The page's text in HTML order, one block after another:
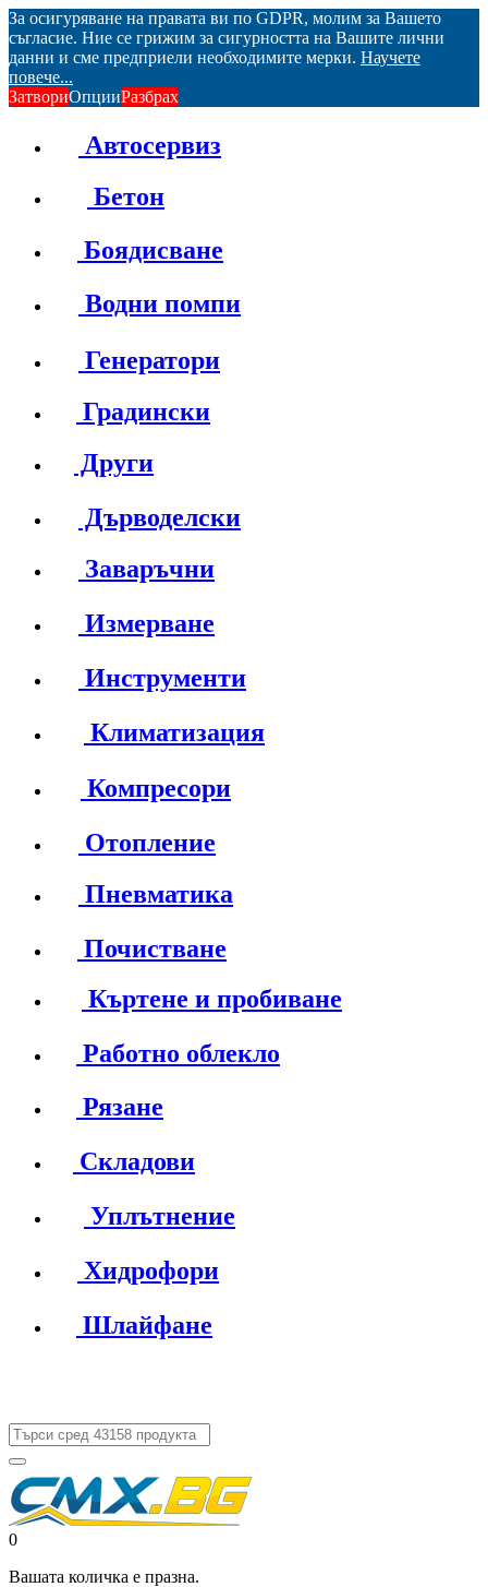
За осигуряване на правата ви по GDPR, молим за Вашето
съгласие. Ние се грижим за сигурността на Вашите лични
данни и сме предприели необходимите мерки. Научете
повече...
ЗатвориОпцииРазбрах
Автосервиз
Бетон
Боядисване
Водни помпи
Генератори
Градински
Други
Дърводелски
Заваръчни
Измерване
Инструменти
Климатизация
Компресори
Отопление
Пневматика
Почистване
Къртене и пробиване
Работно облекло
Рязане
Складови
Уплътнение
Хидрофори
Шлайфане
0
Вашата количка е празна.